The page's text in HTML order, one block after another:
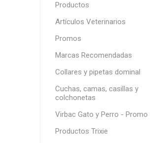
Productos
Artículos Veterinarios
Promos
Marcas Recomendadas
Collares y pipetas dominal
Cuchas, camas, casillas y
colchonetas
Virbac Gato y Perro - Promo
Productos Trixie